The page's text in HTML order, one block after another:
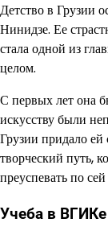
Детство в Грузии
Нинидзе. Ее
стала одной из
целом.
С первых лет она
искусству были
Грузии придало
творческий путь,
преуспевать по
Учеба в ВГИКе